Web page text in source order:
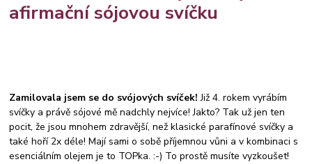
10 nápadů
afirmační sójovou svíčku
Zamilovala jsem se do svójových svíček! Již 4. rokem vyrábím
svíčky a právě sójové mě nadchly nejvíce! Jakto? Tak už jen ten
pocit, že jsou mnohem zdravější, než klasické parafínové svíčky a
také hoří 2x déle! Mají sami o sobě příjemnou vůni a v kombinaci s
esenciálním olejem je to TOPka. :-) To prostě musíte vyzkoušet!